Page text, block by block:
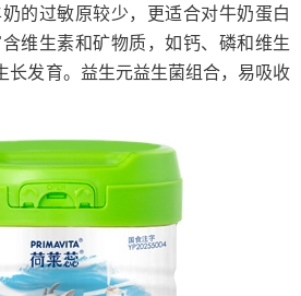
的过敏原较少，更适合对牛奶蛋白
维生素和矿物质，如钙、磷和维生
长发育。益生元益生菌组合，易吸收